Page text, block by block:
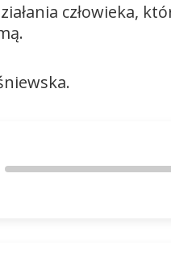
człowieka,